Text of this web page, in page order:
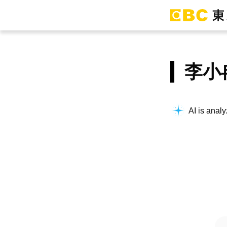
李小
AI is